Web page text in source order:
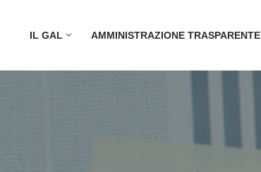
IL GAL AMMINISTRAZIONE TRASPARENTE